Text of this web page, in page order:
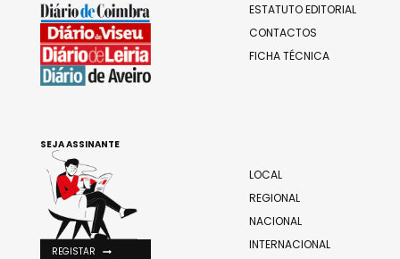
ESTATUTO EDITORIAL
CONTACTOS
FICHA TÉCNICA
LOCAL
REGIONAL
NACIONAL
INTERNACIONAL
SEJA ASSINANTE
REGISTAR